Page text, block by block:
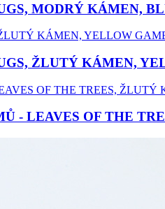
MODRÝ KÁMEN,
ŽLUTÝ KÁMEN,
- LEAVES OF THE